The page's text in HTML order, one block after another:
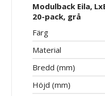
Modulback Eila,
20-pack, grå
Färg
Material
Bredd (mm)
Höjd (mm)